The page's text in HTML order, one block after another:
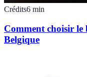
Crédits6 min
Comment choisir le
Belgique